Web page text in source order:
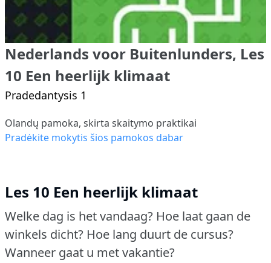
Nederlands voor Buitenlunders, Les
10 Een heerlijk klimaat
Pradedantysis 1
Olandų pamoka, skirta skaitymo praktikai
Pradėkite mokytis šios pamokos dabar
Les 10 Een heerlijk klimaat
Welke dag is het vandaag? Hoe laat gaan de
winkels dicht? Hoe lang duurt de cursus?
Wanneer gaat u met vakantie?